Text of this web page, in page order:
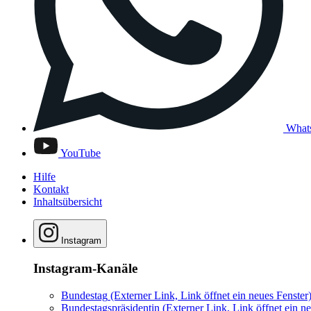
YouTube
Hilfe
Kontakt
Inhaltsübersicht
Instagram
Instagram-Kanäle
Bundestag (Externer Link, Link öffnet ein neues Fenster)
Bundestagspräsidentin (Externer Link, Link öffnet ein